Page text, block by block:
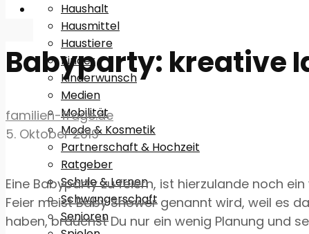
Haushalt
Hausmittel
Haustiere
Kinder
Kinderwunsch
Medien
Mobilität
Mode & Kosmetik
Partnerschaft & Hochzeit
Ratgeber
Schule & Lernen
Schwangerschaft
Senioren
Babyparty: kreative
familien-frage.de
5. Oktober 2019
Eine Babyparty zu feiern, ist hierzulande noch
Feier meist Baby Shower genannt wird, weil es
haben, brauchst Du nur ein wenig Planung und